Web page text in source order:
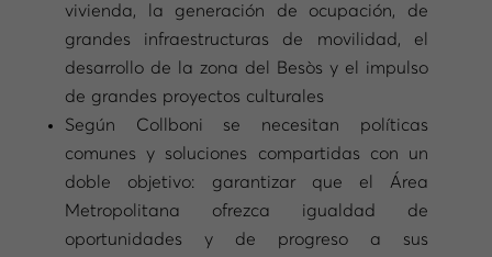
vivienda, la generación de ocupación, de
grandes infraestructuras de movilidad, el
desarrollo de la zona del Besòs y el impulso
de grandes proyectos culturales
Según Collboni se necesitan políticas
comunes y soluciones compartidas con un
doble objetivo: garantizar que el Área
Metropolitana ofrezca igualdad de
oportunidades y de progreso a sus